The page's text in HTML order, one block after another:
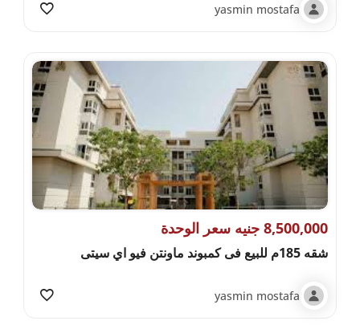
yasmin mostafa
8,500,000 جنيه سعر الوحدة
شقه 185م للبيع فى كمبوند ماونتن فيو اي سيتى
yasmin mostafa